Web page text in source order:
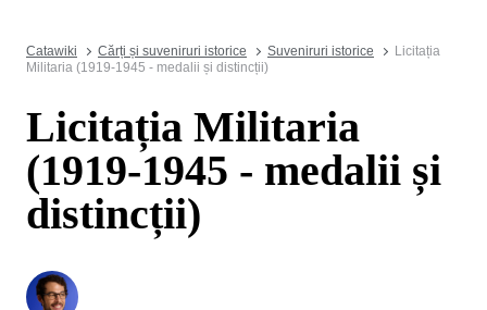
Catawiki Cărți și suveniruri istorice Suveniruri istorice
Licitația
Militaria (1919-1945 - medalii și distincții)
Licitația Militaria
(1919-1945 - medalii și
distincții)